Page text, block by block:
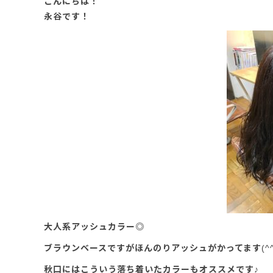
永谷です！
大人系アッシュカラー◎
ブラウンベースですがほんのりアッシュがかってます
秋口にはこういう落ち着いたカラーもオススメです♪